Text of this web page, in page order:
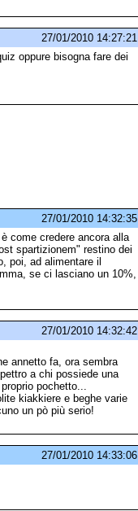
27/01/2010 14:27:21
oppure bisogna fare dei
27/01/2010 14:32:35
come credere ancora alla
spartizionem" restino dei
poi, ad alimentare il
se ci lasciano un 10%,
27/01/2010 14:32:42
annetto fa, ora sembra
a chi possiede una
pochetto...
kiakkiere e beghe varie
un pò più serio!
27/01/2010 14:33:06